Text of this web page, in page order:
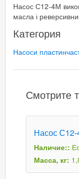
Насос С12-4М
масла і
Категория
Насоси
Смотрите
Насос
Наличие::
Масса, кг: